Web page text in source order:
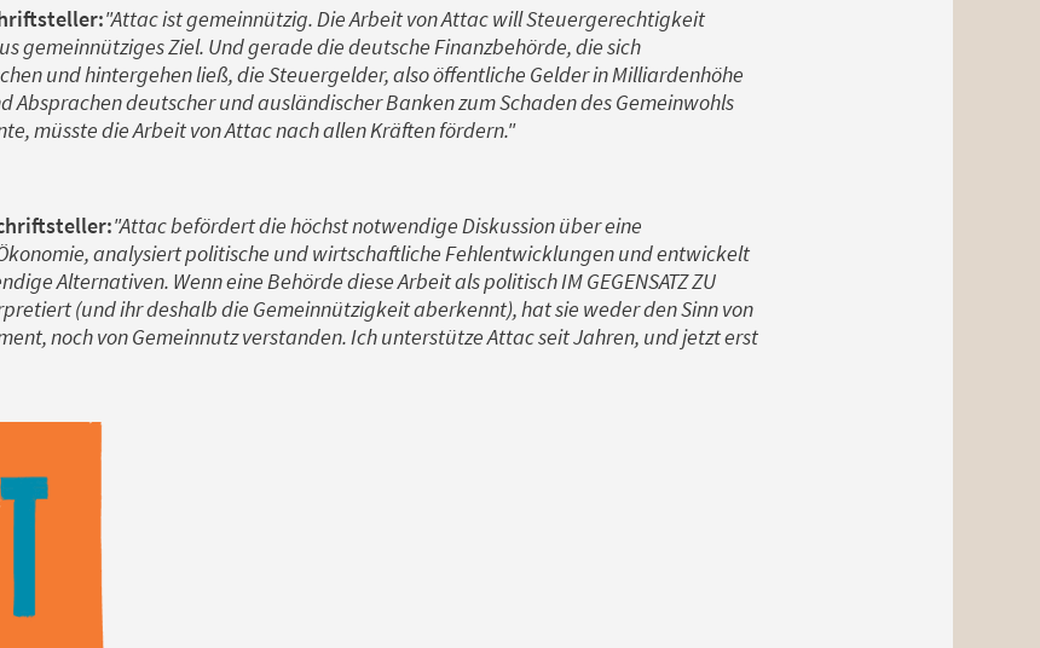
"Attac ist gemeinnützig.​ Die Arbeit von Attac will Steuergerechtigkeit
gemeinnütziges Ziel. Und gerade die deutsche Finanzbehörde, die sich
und hintergehen ließ, die Steuergelder, also öffentliche Gelder in Milliardenhöhe
Absprachen deutscher und ausländischer Banken zum Schaden des Gemeinwohls
müsste die Arbeit von Attac nach allen Kräften fördern."
"Attac befördert die höchst notwendige Diskussion über eine
analysiert politische und wirtschaftliche Fehlentwicklungen und entwickelt
Alternativen. Wenn eine Behörde diese Arbeit als politisch IM GEGENSATZ ZU
(und ihr deshalb die Gemeinnützigkeit aberkennt), hat sie weder den Sinn von
noch von Gemeinnutz verstanden. Ich unterstütze Attac seit Jahren, und jetzt erst